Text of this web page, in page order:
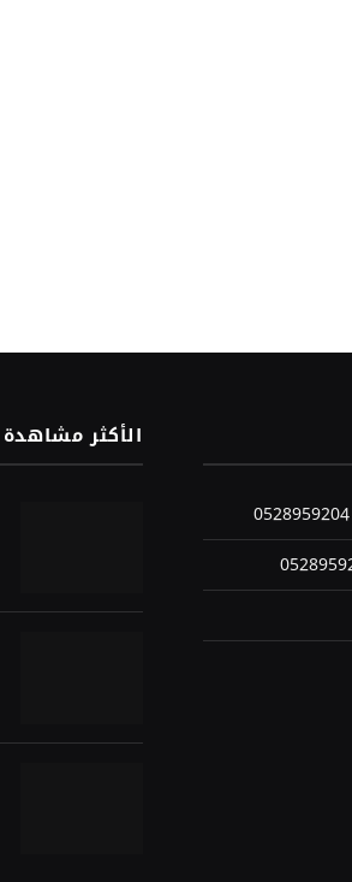
الأكثر مشاهدة